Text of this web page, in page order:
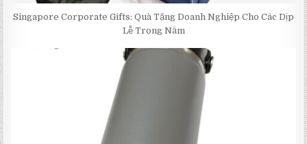
Singapore Corporate Gifts: Quà Tặng Doanh Nghiệp Cho Các Dịp
Lễ Trong Năm